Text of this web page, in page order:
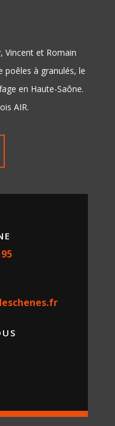
Vincent et Romain
poêles à granulés, le
en Haute-Saône.
AIR.